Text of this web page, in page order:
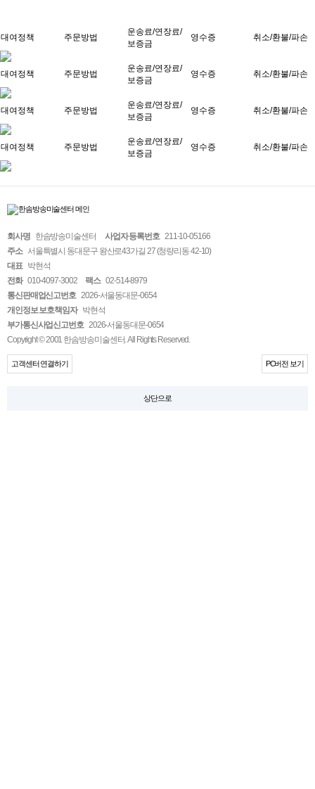
대여정책 주문방법
운송료/연장료/
보증금
영수증 취소/환불/파손
대여정책 주문방법
운송료/연장료/
보증금
영수증 취소/환불/파손
대여정책 주문방법
운송료/연장료/
보증금
영수증 취소/환불/파손
대여정책 주문방법
운송료/연장료/
보증금
영수증 취소/환불/파손
회사명 한솜방송미술센터 사업자 등록번호 211-10-05166
주소 서울특별시 동대문구 왕산로43가길 27 (청량리동 42-10)
대표 박현석
전화 010-4097-3002 팩스 02-514-8979
통신판매업신고번호 2026-서울동대문-0654
개인정보 보호책임자 박현석
부가통신사업신고번호 2026-서울동대문-0654
Copyright © 2001 한솜방송미술센터. All Rights Reserved.
고객센터 연결하기 PC버전 보기
상단으로